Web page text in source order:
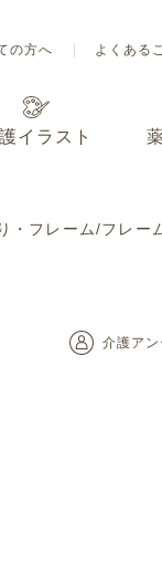
の方へ よくある
イラスト
・フレーム/フレー
介護ア